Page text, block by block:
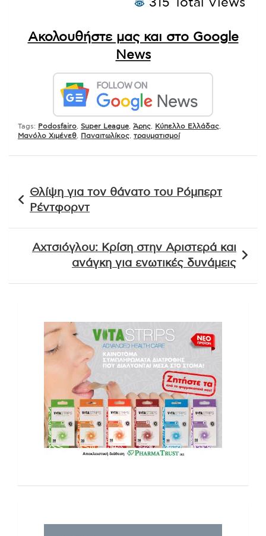
Ακολουθήστε μας και στο Google
News
Tags: Podosfairo Super League Άρης Κύπελλο Ελλάδας
Μανόλο Χιμένεθ
Παναιτωλίκος τραυματισμοί
άρθρων
Θλίψη για τον θάνατο του Ρόμπερτ
Ρέντφορντ
Αχτσιόγλου: Κρίση στην Αριστερά και
ανάγκη για ενωτικές δυνάμεις